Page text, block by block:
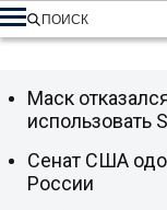
ПОИСК
Маск
использовать
Сенат США
России